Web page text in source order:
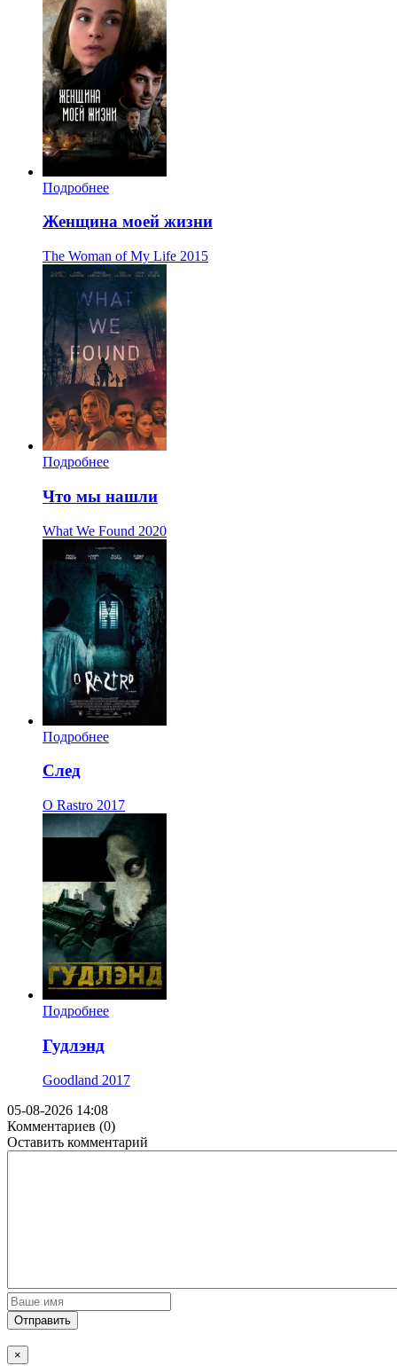
Подробнее
Женщина моей жизни
The Woman of My Life 2015
Подробнее
Что мы нашли
What We Found 2020
Подробнее
След
O Rastro 2017
Подробнее
Гудлэнд
Goodland 2017
05-08-2026 14:08
Комментариев (0)
Оставить комментарий
Отправить
×